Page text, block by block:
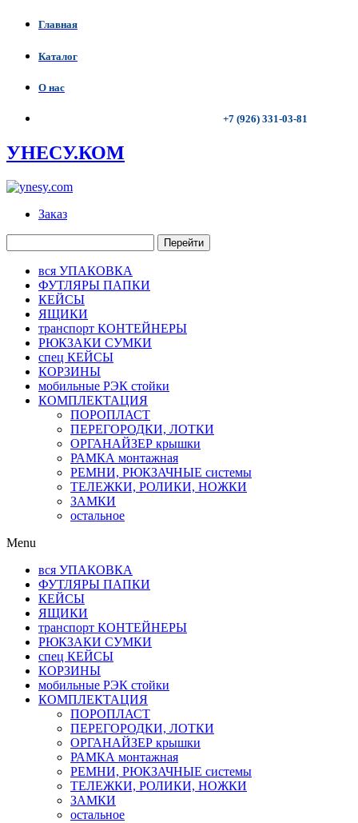
Главная
Каталог
О нас
+7 (926) 331-03-81
УНЕСУ.КОМ
Заказ
Перейти
вся УПАКОВКА
ФУТЛЯРЫ ПАПКИ
КЕЙСЫ
ЯЩИКИ
транспорт КОНТЕЙНЕРЫ
РЮКЗАКИ СУМКИ
спец КЕЙСЫ
КОРЗИНЫ
мобильные РЭК стойки
КОМПЛЕКТАЦИЯ
ПОРОПЛАСТ
ПЕРЕГОРОДКИ, ЛОТКИ
ОРГАНАЙЗЕР крышки
РАМКА монтажная
РЕМНИ, РЮКЗАЧНЫЕ системы
ТЕЛЕЖКИ, РОЛИКИ, НОЖКИ
ЗАМКИ
остальное
Menu
вся УПАКОВКА
ФУТЛЯРЫ ПАПКИ
КЕЙСЫ
ЯЩИКИ
транспорт КОНТЕЙНЕРЫ
РЮКЗАКИ СУМКИ
спец КЕЙСЫ
КОРЗИНЫ
мобильные РЭК стойки
КОМПЛЕКТАЦИЯ
ПОРОПЛАСТ
ПЕРЕГОРОДКИ, ЛОТКИ
ОРГАНАЙЗЕР крышки
РАМКА монтажная
РЕМНИ, РЮКЗАЧНЫЕ системы
ТЕЛЕЖКИ, РОЛИКИ, НОЖКИ
ЗАМКИ
остальное